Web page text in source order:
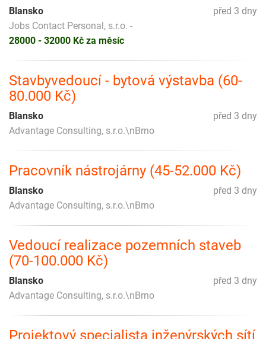
před 3 dny
Blansko
Jobs Contact Personal, s.r.o. -
28000 - 32000 Kč za měsíc
Stavbyvedoucí - bytová výstavba (60-
80.000 Kč)
před 3 dny
Blansko
Advantage Consulting, s.r.o.\nBrno
Pracovník nástrojárny (45-52.000 Kč)
před 3 dny
Blansko
Advantage Consulting, s.r.o.\nBrno
Vedoucí realizace pozemních staveb
(70-100.000 Kč)
před 3 dny
Blansko
Advantage Consulting, s.r.o.\nBrno
Projektový specialista inženýrských sítí